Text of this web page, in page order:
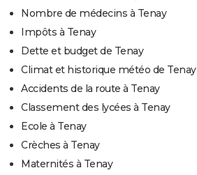
Nombre de médecins à Tenay
Impôts à Tenay
Dette et budget de Tenay
Climat et historique météo de Tenay
Accidents de la route à Tenay
Classement des lycées à Tenay
Ecole à Tenay
Crèches à Tenay
Maternités à Tenay